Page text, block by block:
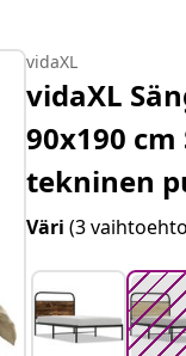
vidaXL
vidaXL
90x190
tekninen
Väri(3